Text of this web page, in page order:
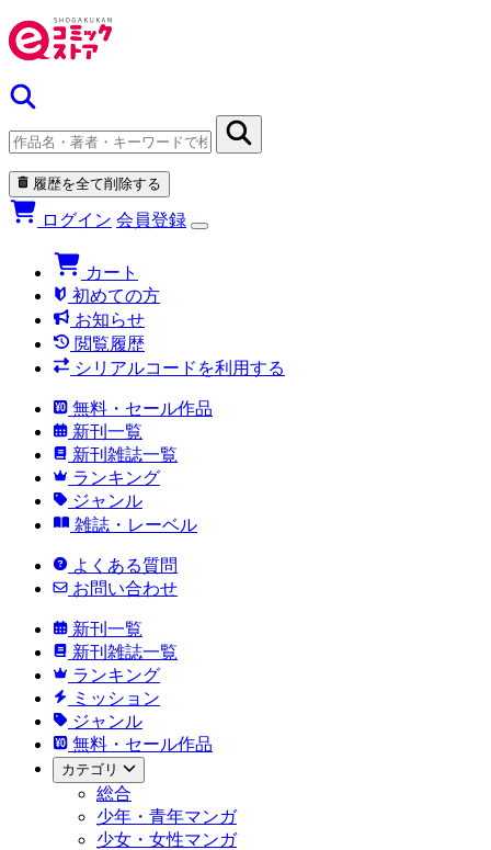
履歴を全て削除する
ログイン 会員登録
カート
初めての方
お知らせ
閲覧履歴
シリアルコードを利用する
無料・セール作品
新刊一覧
新刊雑誌一覧
ランキング
ジャンル
雑誌・レーベル
よくある質問
お問い合わせ
新刊一覧
新刊雑誌一覧
ランキング
ミッション
ジャンル
無料・セール作品
カテゴリ
総合
少年・青年マンガ
少女・女性マンガ